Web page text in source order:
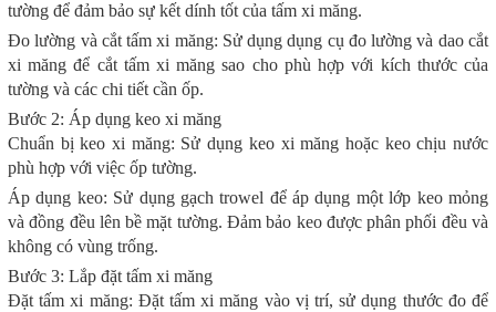
tường để đảm bảo sự kết dính tốt của tấm xi măng.
Đo lường và cắt tấm xi măng: Sử dụng dụng cụ đo lường và dao cắt
xi măng để cắt tấm xi măng sao cho phù hợp với kích thước của
tường và các chi tiết cần ốp.
Bước 2: Áp dụng keo xi măng
Chuẩn bị keo xi măng: Sử dụng keo xi măng hoặc keo chịu nước
phù hợp với việc ốp tường.
Áp dụng keo: Sử dụng gạch trowel để áp dụng một lớp keo mỏng
và đồng đều lên bề mặt tường. Đảm bảo keo được phân phối đều và
không có vùng trống.
Bước 3: Lắp đặt tấm xi măng
Đặt tấm xi măng: Đặt tấm xi măng vào vị trí, sử dụng thước đo để